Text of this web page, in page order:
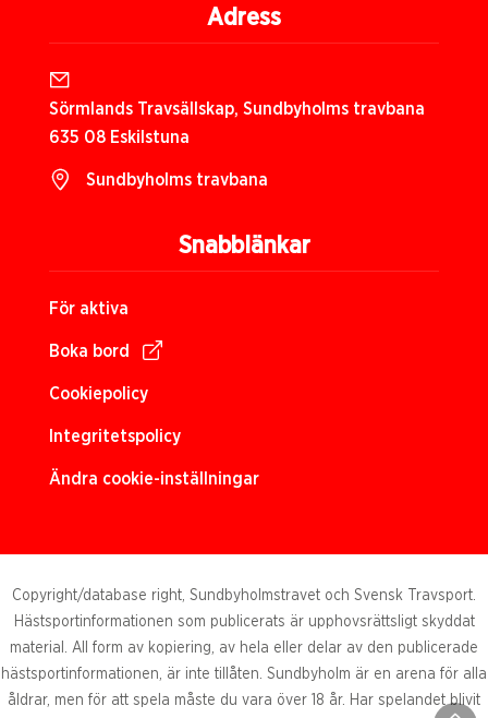
Snabblänkar
För aktiva
Boka bord
Cookiepolicy
Integritetspolicy
Ändra cookie-inställningar
Adress
Sörmlands Travsällskap, Sundbyholms travbana
635 08 Eskilstuna
Sundbyholms travbana
Copyright/database right, Sundbyholmstravet och Svensk Travsport.
Hästsportinformationen som publicerats är upphovsrättsligt skyddat
material. All form av kopiering, av hela eller delar av den publicerade
hästsportinformationen, är inte tillåten. Sundbyholm är en arena för alla
åldrar, men för att spela måste du vara över 18 år. Har spelandet blivit